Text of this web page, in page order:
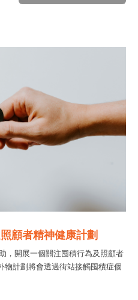
顧者精神健康計劃
，開展一個關注囤積行為及照顧者
物計劃將會透過街站接觸囤積症個